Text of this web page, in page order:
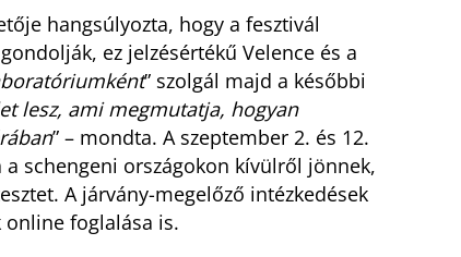
hangsúlyozta, hogy a fesztivál
ez jelzésértékű Velence és a
” szolgál majd a későbbi
lesz, ami megmutatja, hogyan
” – mondta. A szeptember 2. és 12.
schengeni országokon kívülről jönnek,
A járvány-megelőző intézkedések
online foglalása is.